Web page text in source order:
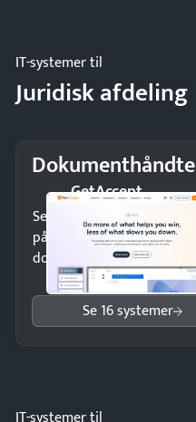
IT-systemer til
Juridisk afdeling
GetAccept
Send kontrakter til
på minutter og mist ingen
dokumenter.
Se 16 systemer